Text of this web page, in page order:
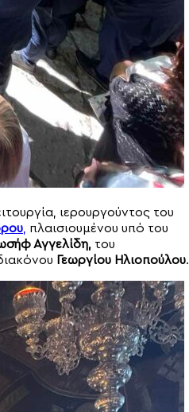
ιερουργούντος του
πλαισιουμένου υπό του
Αγγελίδη, του
Γεωργίου Ηλιοπούλου.